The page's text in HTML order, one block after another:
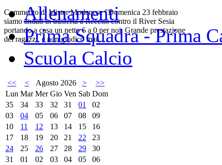
Commento di Mister Modenese "Domenica 23 febbraio
siamo andati in trasferta a Recetto contro il River Sesia
portando a casa un netto 6 a 0 per noi. Grande prestazione
dei ragazzi, e non giudico mai ....
Allenamenti
Prima Squadra - Prima
Scuola Calcio
<< < Agosto 2026 >
>>
Lun Mar Mer Gio Ven Sab Dom
35
34 33 32 31 01
02
03
04 05 06 07 08
09
10
11 12 13 14 15
16
17
18 19 20 21 22
23
24
25 26 27 28 29
30
31
01 02 03 04 05 06